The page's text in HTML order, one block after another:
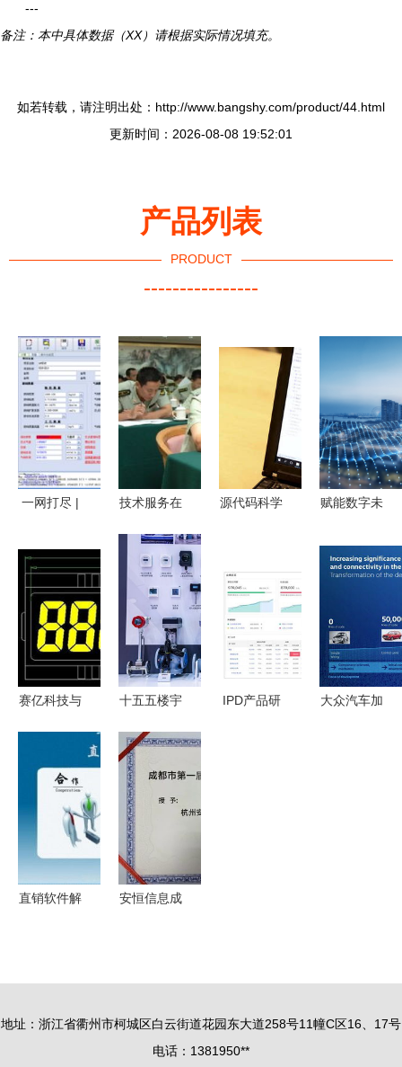
---
备注：本中具体数据（XX）请根据实际情况填充。
如若转载，请注明出处：http://www.bangshy.com/product/44.html
更新时间：2026-08-08 19:52:01
产品列表
PRODUCT
----------------
一网打尽 |
塔流体力学
计算全面解
决方案——
维维计算机
技术有限责
任公司的专
技术服务在
的应用 以
网络技术服
务为核心
源代码科学
插画设计
赋能数字未
力网络科技
赛亿科技与
时代的智能
控制板开发
与电子方案
革新
十五五楼宇
哪 霍尼韦
尔指向存量
深化与AI网
络技术服务
IPD产品研
大众汽车加
直销软件解
务
安恒信息成
务单位，共
筑蓉城网络
地址：浙江省衢州市柯城区白云街道花园东大道258号11幢C区16、17号
电话：1381950**